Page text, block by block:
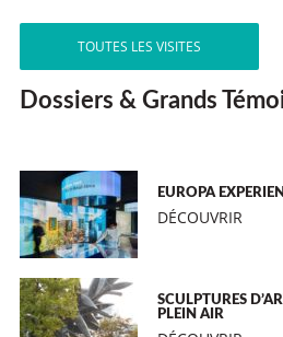
TOUTES LES VISITES
Dossiers & Grands
EUROPA
DÉCOUVRIR
SCULPTURES
PLEIN AIR